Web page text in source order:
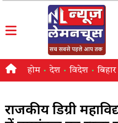
होम देश विदेश बिहार
राजकीय डिग्री